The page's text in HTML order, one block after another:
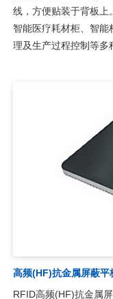
线，方便贴装于背板上
智能医疗耗材柜、智能
理及生产过程控制等多
高频(HF)抗金属屏蔽平
RFID高频(HF)抗金属